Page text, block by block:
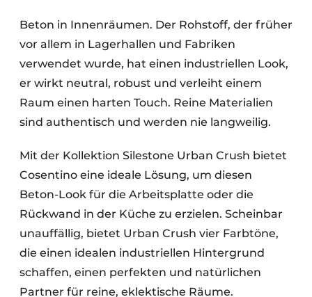
Ein Stellenangebot registrieren
Offene Stellen
Videos
Arbeitsblätter
Möbelbeschläge und Schränke
Beton in Innenräumen. Der Rohstoff, der früher
vor allem in Lagerhallen und Fabriken
verwendet wurde, hat einen industriellen Look,
er wirkt neutral, robust und verleiht einem
Raum einen harten Touch. Reine Materialien
sind authentisch und werden nie langweilig.
Mit der Kollektion Silestone Urban Crush bietet
Cosentino eine ideale Lösung, um diesen
Beton-Look für die Arbeitsplatte oder die
Rückwand in der Küche zu erzielen. Scheinbar
unauffällig, bietet Urban Crush vier Farbtöne,
die einen idealen industriellen Hintergrund
schaffen, einen perfekten und natürlichen
Partner für reine, eklektische Räume.